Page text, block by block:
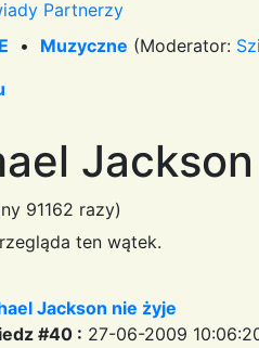
Partnerzy
• Muzyczne (Moderator:
91162 razy)
ten wątek.
Jackson nie żyje
#40 : 27-06-2009